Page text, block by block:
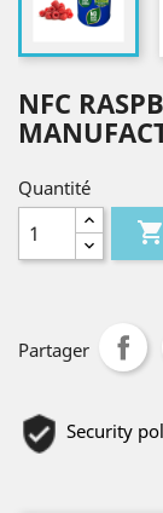
NFC
Quantité

Partager
Security